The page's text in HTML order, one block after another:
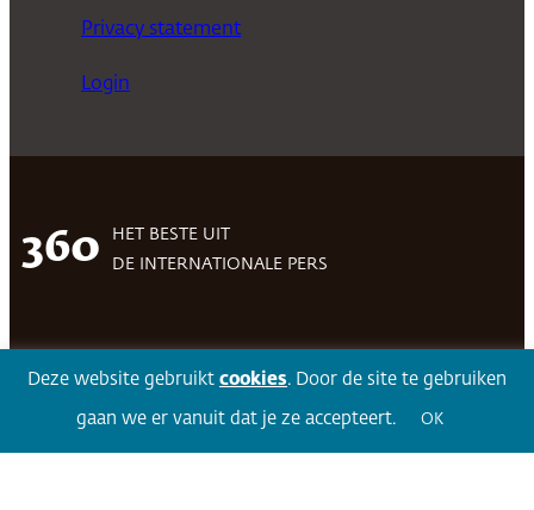
Privacy statement
Login
360
HET BESTE UIT
DE INTERNATIONALE PERS
Volg 360Facebook LinkedIn Twitter
Deze website gebruikt cookies. Door de site te gebruiken
gaan we er vanuit dat je ze accepteert. OK